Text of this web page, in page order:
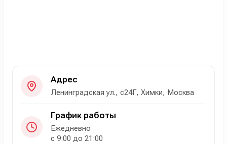
Адрес
Ленинградская ул., с24Г, Химки, Москва
График работы
Ежедневно
с 9:00 до 21:00